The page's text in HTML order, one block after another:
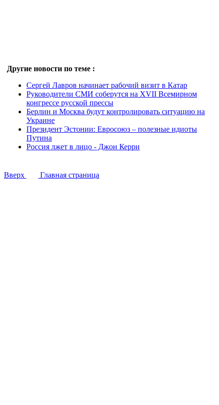
Другие новости по теме :
Сергей Лавров начинает рабочий визит в Катар
Руководители СМИ соберутся на ХVII Всемирном
конгрессе русской прессы
Берлин и Москва будут контролировать ситуацию на
Украине
Президент Эстонии: Евросоюз – полезные идиоты
Путина
Россия лжет в лицо - Джон Керри
Вверх Главная страница